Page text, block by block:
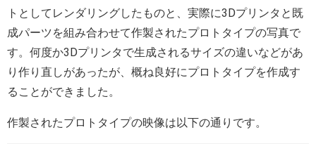
トとしてレンダリングしたものと、実際に3Dプリンタと既
成パーツを組み合わせて作製されたプロトタイプの写真で
す。何度か3Dプリンタで生成されるサイズの違いなどがあ
り作り直しがあったが、概ね良好にプロトタイプを作成す
ることができました。
作製されたプロトタイプの映像は以下の通りです。